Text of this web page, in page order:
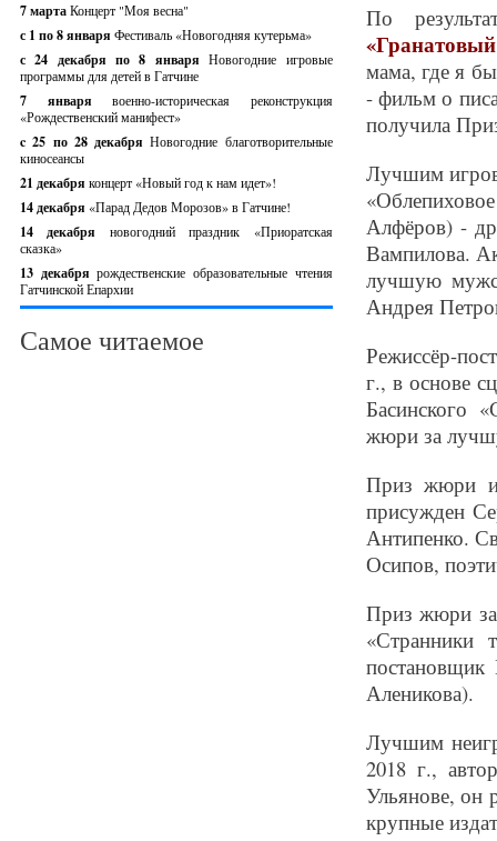
7 мартаКонцерт "Моя весна"
с 1 по 8 января Фестиваль «Новогодняя кутерьма»
с 24 декабря по 8 январяНовогодние игровые
программы для детей в Гатчине
7 январявоенно-историческая реконструкция
«Рождественский манифест»
c 25 по 28 декабряНовогодние благотворительные
киносеансы
21 декабря концерт «Новый год к нам идет»!
14 декабря «Парад Дедов Морозов» в Гатчине!
14 декабря новогодний праздник «Приоратская
сказка»
13 декабрярождественские образовательные чтения
Гатчинской Епархии
Самое читаемое
По
мама, где я
- фильм о
получила
Лучшим
Алфёров) -
Вампилова.
лучшую
Андрея
Режиссёр-
г., в основе
Басинского
жюри за
Приз жюри
присужден
Антипенко.
Осипов,
Приз жюри
«Странники
Аленикова).
Лучшим
2018 г.,
Ульянове, он
крупные